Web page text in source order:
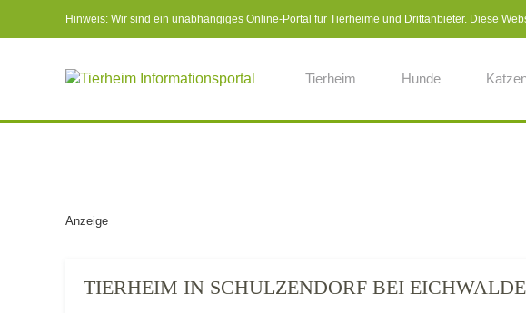
Hinweis: Wir sind ein unabhängiges Online-Portal für Tierheime und Drittanbieter. Diese
Tierheim Hunde
Anzeige
TIERHEIM IN SCHULZENDORF BEI